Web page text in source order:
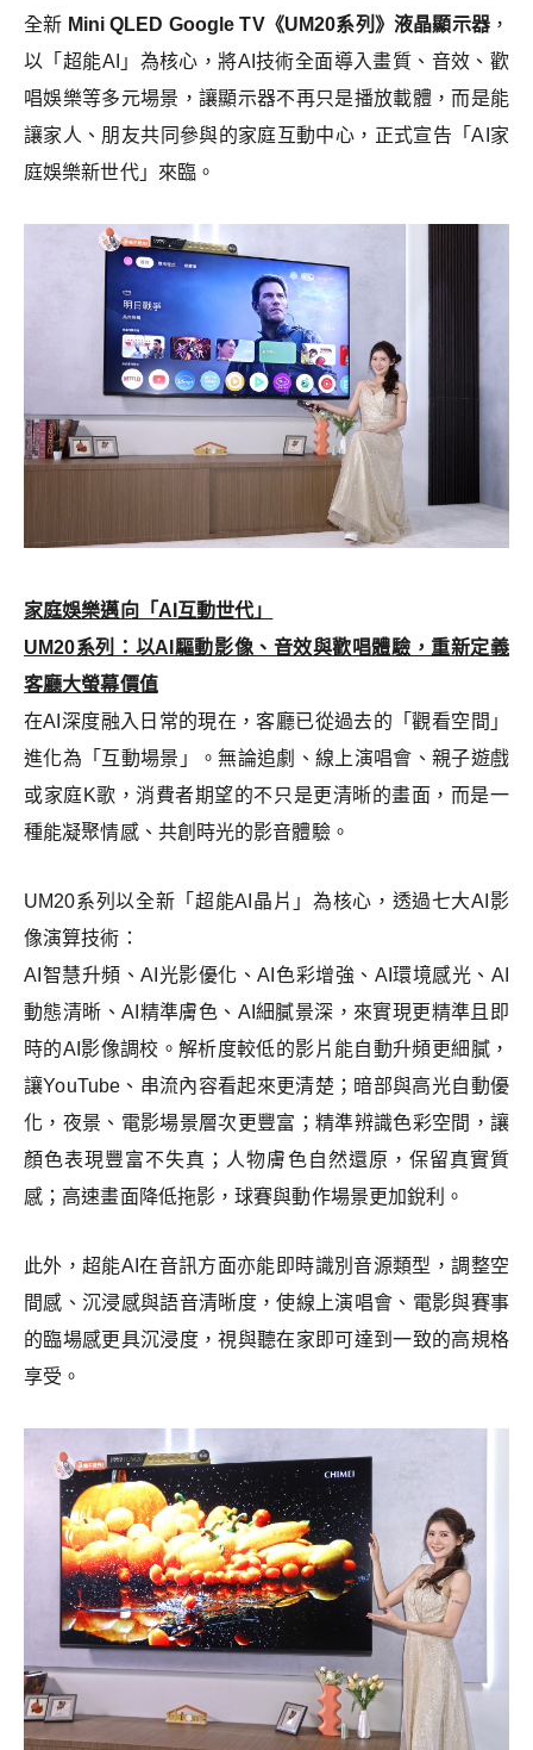
全新 Mini QLED Google TV《UM20系列》液晶顯示器，
以「超能AI」為核心，將AI技術全面導入畫質、音效、歡
唱娛樂等多元場景，讓顯示器不再只是播放載體，而是能
讓家人、朋友共同參與的家庭互動中心，正式宣告「AI家
庭娛樂新世代」來臨。
家庭娛樂邁向「AI互動世代」
UM20系列：以AI驅動影像、音效與歡唱體驗，重新定義
客廳大螢幕價值
在AI深度融入日常的現在，客廳已從過去的「觀看空間」
進化為「互動場景」。無論追劇、線上演唱會、親子遊戲
或家庭K歌，消費者期望的不只是更清晰的畫面，而是一
種能凝聚情感、共創時光的影音體驗。
UM20系列以全新「超能AI晶片」為核心，透過七大AI影
像演算技術：
AI智慧升頻、AI光影優化、AI色彩增強、AI環境感光、AI
動態清晰、AI精準膚色、AI細膩景深，來實現更精準且即
時的AI影像調校。解析度較低的影片能自動升頻更細膩，
讓YouTube、串流內容看起來更清楚；暗部與高光自動優
化，夜景、電影場景層次更豐富；精準辨識色彩空間，讓
顏色表現豐富不失真；人物膚色自然還原，保留真實質
感；高速畫面降低拖影，球賽與動作場景更加銳利。
此外，超能AI在音訊方面亦能即時識別音源類型，調整空
間感、沉浸感與語音清晰度，使線上演唱會、電影與賽事
的臨場感更具沉浸度，視與聽在家即可達到一致的高規格
享受。